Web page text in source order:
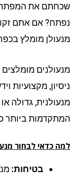
את המפתחות
אם אתם זקוקים
מומלץ בכפר
מומלצים
מקצועיות
גדולה או
ביותר כדי
כדאי לבחור
בטיחות:מנעולן